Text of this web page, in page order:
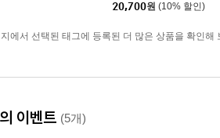
20,700원 (10% 할인)
에서 선택된 태그에 등록된 더 많은 상품을 확인해
이벤트 (5개)